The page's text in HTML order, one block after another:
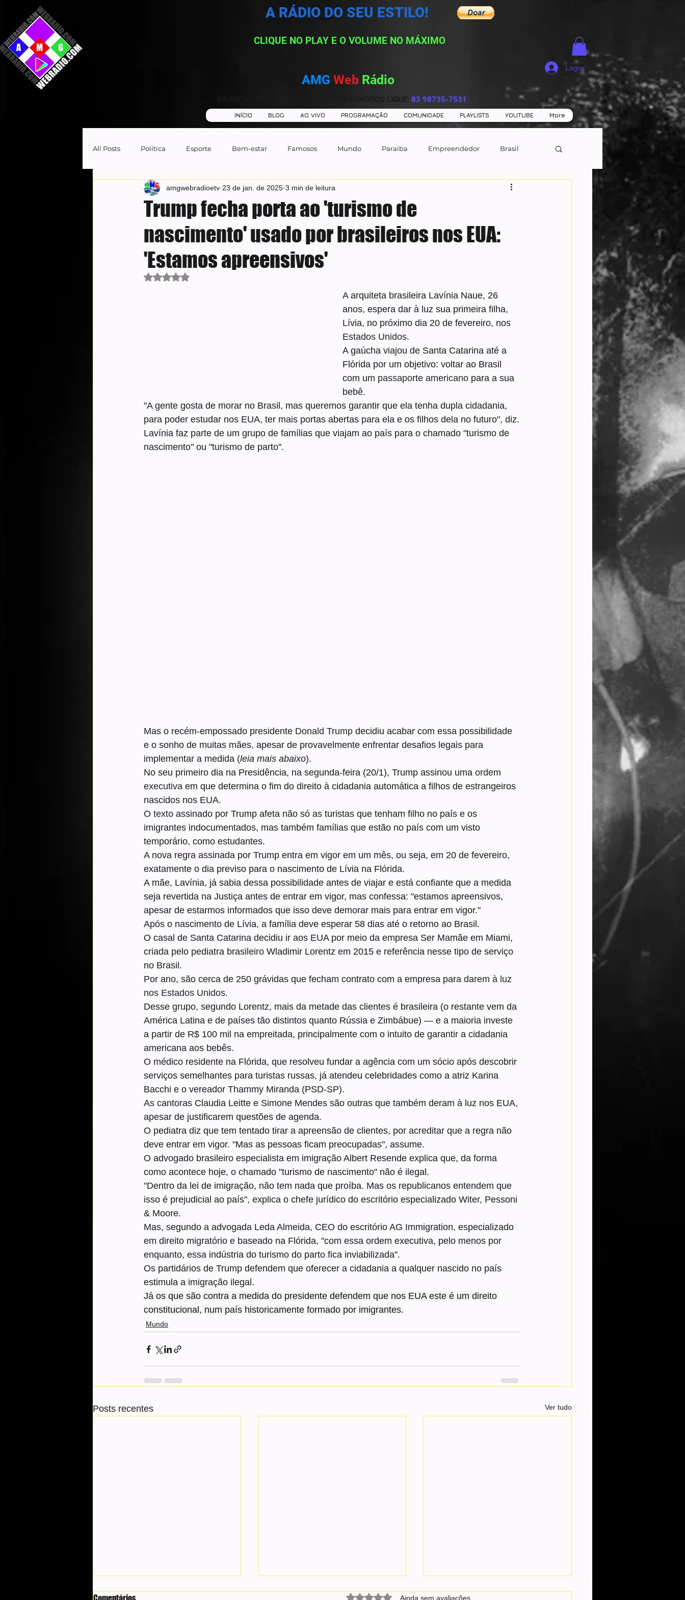
CLIQUE NO PLAY E O VOLUME NO MÁXIMO
AMG Web Rádio
GRAVE A VINHETA DE SUA EMPRESA CONOSCO LIGUE: 83 98735-7531
A RÁDIO DO SEU ESTILO!
Login
INÍCIO BLOG AO VIVO PROGRAMAÇÃO COMUNIDADE PLAYLISTS YOUTUBE More
All Posts Política Esporte Bem-estar Famosos Mundo Paraiba Empreendedor Brasil
Trump fecha porta ao 'turismo de
nascimento' usado por brasileiros nos EUA:
'Estamos apreensivos'
amgwebradioetv 23 de jan. de 2025 3 min de leitura
Avaliado com NaN de 5 estrelas.
A arquiteta brasileira Lavínia Naue, 26
anos, espera dar à luz sua primeira filha,
Lívia, no próximo dia 20 de fevereiro, nos
Estados Unidos.
A gaúcha viajou de Santa Catarina até a
Flórida por um objetivo: voltar ao Brasil
com um passaporte americano para a sua
bebê.
"A gente gosta de morar no Brasil, mas queremos garantir que ela tenha dupla cidadania,
para poder estudar nos EUA, ter mais portas abertas para ela e os filhos dela no futuro", diz.
Lavínia faz parte de um grupo de famílias que viajam ao país para o chamado "turismo de
nascimento" ou "turismo de parto".
Mas o recém-empossado presidente Donald Trump decidiu acabar com essa possibilidade
e o sonho de muitas mães, apesar de provavelmente enfrentar desafios legais para
implementar a medida (leia mais abaixo).
No seu primeiro dia na Presidência, na segunda-feira (20/1), Trump assinou uma ordem
executiva em que determina o fim do direito à cidadania automática a filhos de estrangeiros
nascidos nos EUA.
O texto assinado por Trump afeta não só as turistas que tenham filho no país e os
imigrantes indocumentados, mas também famílias que estão no país com um visto
temporário, como estudantes.
A nova regra assinada por Trump entra em vigor em um mês, ou seja, em 20 de fevereiro,
exatamente o dia previso para o nascimento de Lívia na Flórida.
A mãe, Lavínia, já sabia dessa possibilidade antes de viajar e está confiante que a medida
seja revertida na Justiça antes de entrar em vigor, mas confessa: "estamos apreensivos,
apesar de estarmos informados que isso deve demorar mais para entrar em vigor."
Após o nascimento de Lívia, a família deve esperar 58 dias até o retorno ao Brasil.
O casal de Santa Catarina decidiu ir aos EUA por meio da empresa Ser Mamãe em Miami,
criada pelo pediatra brasileiro Wladimir Lorentz em 2015 e referência nesse tipo de serviço
no Brasil.
Por ano, são cerca de 250 grávidas que fecham contrato com a empresa para darem à luz
nos Estados Unidos.
Desse grupo, segundo Lorentz, mais da metade das clientes é brasileira (o restante vem da
América Latina e de países tão distintos quanto Rússia e Zimbábue) — e a maioria investe
a partir de R$ 100 mil na empreitada, principalmente com o intuito de garantir a cidadania
americana aos bebês.
O médico residente na Flórida, que resolveu fundar a agência com um sócio após descobrir
serviços semelhantes para turistas russas, já atendeu celebridades como a atriz Karina
Bacchi e o vereador Thammy Miranda (PSD-SP).
As cantoras Claudia Leitte e Simone Mendes são outras que também deram à luz nos EUA,
apesar de justificarem questões de agenda.
O pediatra diz que tem tentado tirar a apreensão de clientes, por acreditar que a regra não
deve entrar em vigor. "Mas as pessoas ficam preocupadas", assume.
O advogado brasileiro especialista em imigração Albert Resende explica que, da forma
como acontece hoje, o chamado "turismo de nascimento" não é ilegal.
"Dentro da lei de imigração, não tem nada que proíba. Mas os republicanos entendem que
isso é prejudicial ao país", explica o chefe jurídico do escritório especializado Witer, Pessoni
& Moore.
Mas, segundo a advogada Leda Almeida, CEO do escritório AG Immigration, especializado
em direito migratório e baseado na Flórida, "com essa ordem executiva, pelo menos por
enquanto, essa indústria do turismo do parto fica inviabilizada".
Os partidários de Trump defendem que oferecer a cidadania a qualquer nascido no país
estimula a imigração ilegal.
Já os que são contra a medida do presidente defendem que nos EUA este é um direito
constitucional, num país historicamente formado por imigrantes.
Mundo
Posts recentes Ver tudo
Comentários Avaliado com 0 de 5 estrelas.
Ainda sem avaliações